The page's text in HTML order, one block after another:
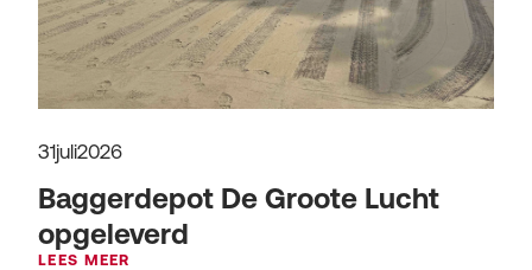
31juli2026
Baggerdepot De Groote Lucht
opgeleverd
LEES MEER